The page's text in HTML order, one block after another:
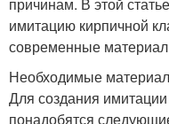
причинам. В этой
имитацию кирпичной
современные
Необходимые
Для создания
понадобятся